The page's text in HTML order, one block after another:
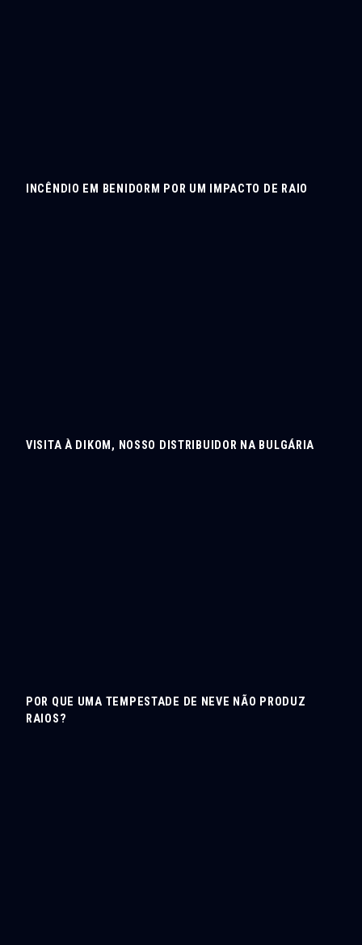
INCÊNDIO EM BENIDORM POR UM IMPACTO DE RAIO
VISITA À DIKOM, NOSSO DISTRIBUIDOR NA BULGÁRIA
POR QUE UMA TEMPESTADE DE NEVE NÃO PRODUZ
RAIOS?